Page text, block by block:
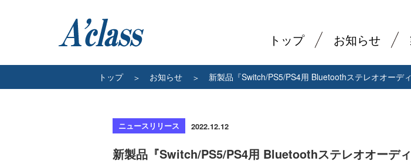
トップ お知らせ
トップ お知らせ 新製品『Switch/PS5/PS4用 Bluetoothステレオオーデ
ニュースリリース 2022.12.12
新製品『Switch/PS5/PS4用 Bluetoothステレオオーデ